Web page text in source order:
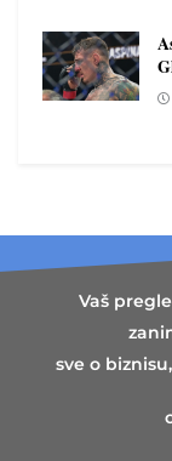
Vaš
sve o